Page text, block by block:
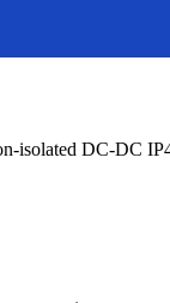
isolated DC-DC